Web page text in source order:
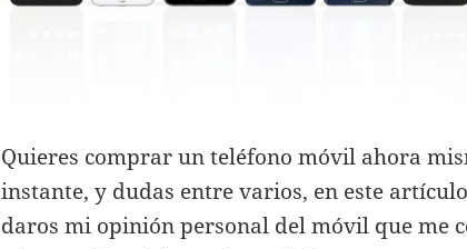
Quieres comprar un teléfono móvil ahora
instante, y dudas entre varios, en este
daros mi opinión personal del móvil que me